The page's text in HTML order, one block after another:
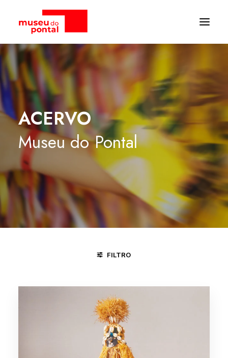
ACERVO
Museu do Pontal
FILTRO